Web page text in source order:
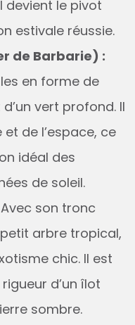
devient le pivot
estivale réussie.
de Barbarie) :
en forme de
vert profond. Il
de l’espace, ce
idéal des
de soleil.
Avec son tronc
arbre tropical,
chic. Il est
d’un îlot
sombre.